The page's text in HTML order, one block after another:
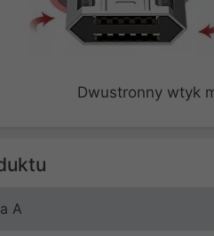
Dwustronny wtyk
A